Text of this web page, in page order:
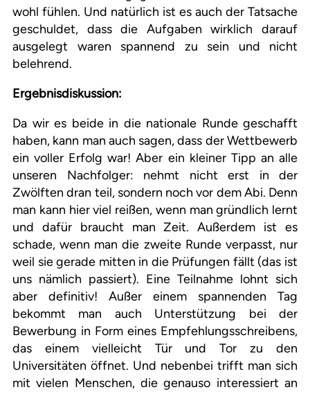
wohl fühlen. Und natürlich ist es auch der Tatsache
geschuldet, dass die Aufgaben wirklich darauf
ausgelegt waren spannend zu sein und nicht
belehrend.
Ergebnisdiskussion:
Da wir es beide in die nationale Runde geschafft
haben, kann man auch sagen, dass der Wettbewerb
ein voller Erfolg war! Aber ein kleiner Tipp an alle
unseren Nachfolger: nehmt nicht erst in der
Zwölften dran teil, sondern noch vor dem Abi. Denn
man kann hier viel reißen, wenn man gründlich lernt
und dafür braucht man Zeit. Außerdem ist es
schade, wenn man die zweite Runde verpasst, nur
weil sie gerade mitten in die Prüfungen fällt (das ist
uns nämlich passiert). Eine Teilnahme lohnt sich
aber definitiv! Außer einem spannenden Tag
bekommt man auch Unterstützung bei der
Bewerbung in Form eines Empfehlungsschreibens,
das einem vielleicht Tür und Tor zu den
Universitäten öffnet. Und nebenbei trifft man sich
mit vielen Menschen, die genauso interessiert an